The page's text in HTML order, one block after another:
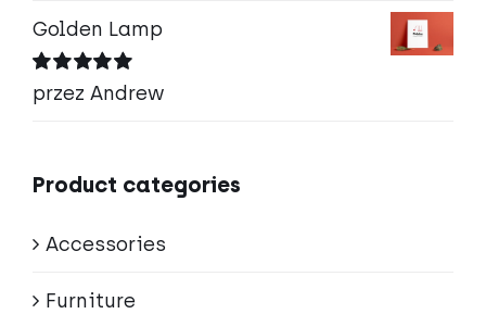
Golden Lamp
Oceniono5
na 5
przez Andrew
Product categories
Accessories
Furniture